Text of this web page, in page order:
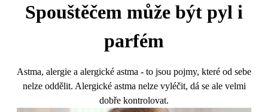
Spouštěčem může být pyl i
parfém
Astma, alergie a alergické astma - to jsou pojmy, které od sebe
nelze oddělit. Alergické astma nelze vyléčit, dá se ale velmi
dobře kontrolovat.